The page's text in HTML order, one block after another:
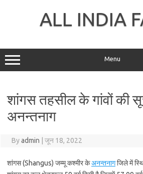
ALL INDIA
Menu
शांगस तहसील के गांवों की
अनन्तनाग
Byadmin जून 18, 2022
शांगस (Shangus) जम्मू कश्मीर केअनन्तनागजिले में